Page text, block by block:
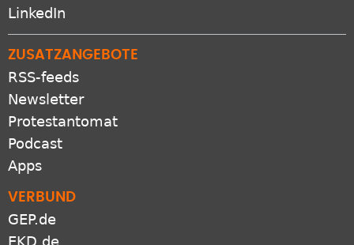
LinkedIn
ZUSATZANGEBOTE
RSS-feeds
Newsletter
Protestantomat
Podcast
Apps
VERBUND
GEP.de
EKD.de